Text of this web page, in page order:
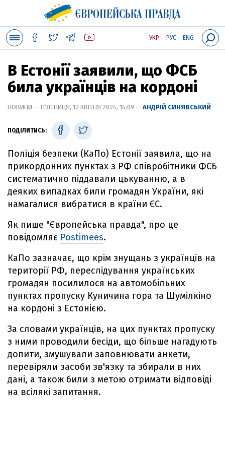
УКР РУС ENG
В Естонії заявили, що ФСБ
била українців на кордоні
НОВИНИ — П'ЯТНИЦЯ, 12 КВІТНЯ 2024, 14:09 — АНДРІЙ СИНЯВСЬКИЙ
ПОДІЛИТИСЬ:
Поліція безпеки (КаПо) Естонії заявила, що на
прикордонних пунктах з РФ співробітники ФСБ
систематично піддавали цькуванню, а в
деяких випадках били громадян України, які
намагалися вибратися в країни ЄС.
Як пише "Європейська правда", про це
повідомляє Postimees.
КаПо зазначає, що крім знущань з українців на
території РФ, переслідування українських
громадян посилилося на автомобільних
пунктах пропуску Куничина гора та Шумілкіно
на кордоні з Естонією.
За словами українців, на цих пунктах пропуску
з ними проводили бесіди, що більше нагадують
допити, змушували заповнювати анкети,
перевіряли засоби зв'язку та збирали в них
дані, а також били з метою отримати відповіді
на всілякі запитання.